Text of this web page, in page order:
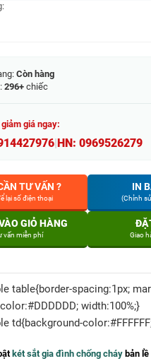
Còn hàng
296+ chiếc
giá ngay:
HN: 0969526279
TƯ VẤN ?
lại số điện thoại
IN
(Chỉnh
GIỎ HÀNG
vấn miễn phí Giao
table{border-spacing:1px;
width:100%;}
td{background-
két sắt gia đình chống cháy bản